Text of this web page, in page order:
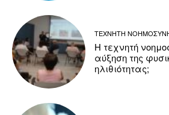
ΤΕΧΝΗΤΗ
Η τεχνητή
αύξηση της
ηλιθιότητας;